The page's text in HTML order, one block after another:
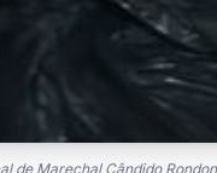
de Marechal Cândido